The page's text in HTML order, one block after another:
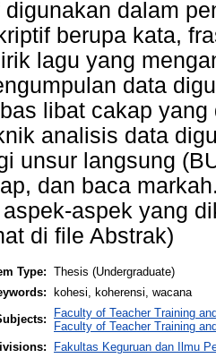
digunakan dalam
berupa kata,
lagu yang
data
libat cakap
analisis data
unsur langsung
dan baca
aspek yang
di file Abstrak)
Type:
Thesis (Undergraduate)
kohesi, koherensi, wacana
Faculty of Teacher Training
Faculty of Teacher Training
Fakultas Keguruan dan Ilmu